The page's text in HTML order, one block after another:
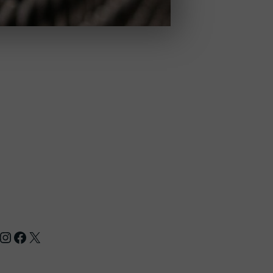
Instagram Facebook X